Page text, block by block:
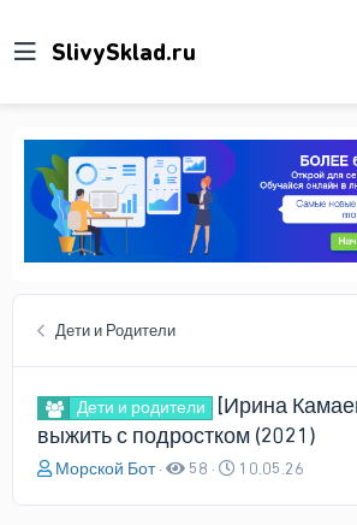
Дети и Родители
Дети и родители
[Ирина
выжить с подростком (2021)
А
Морской Бот 58
Д10.05.26